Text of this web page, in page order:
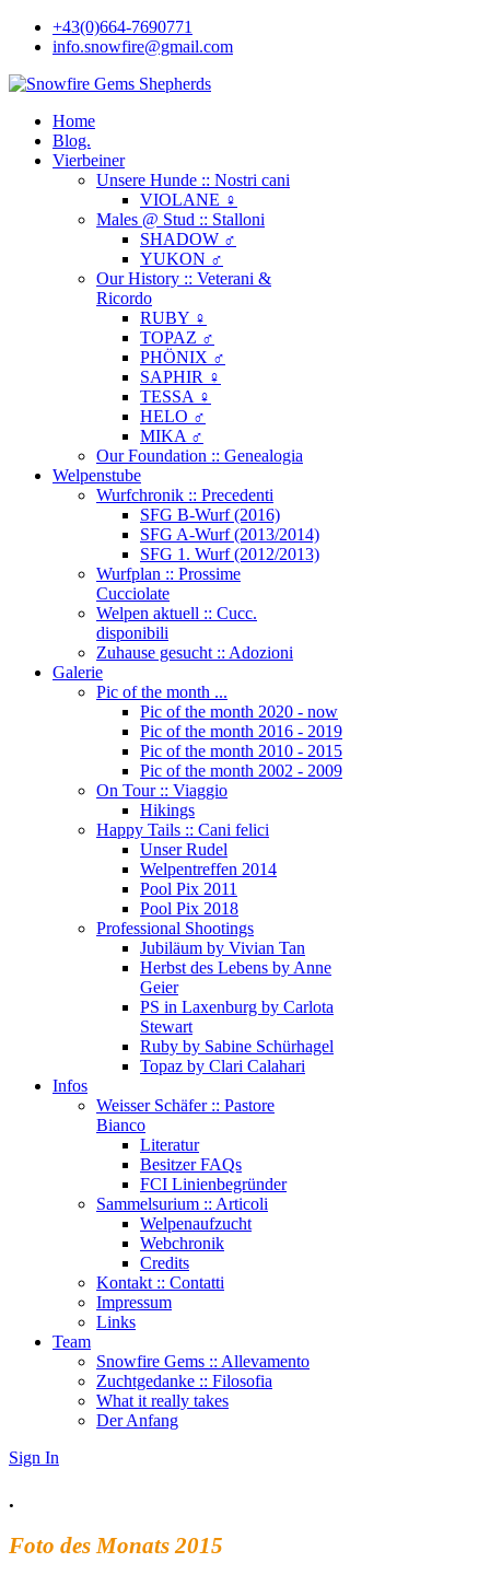
+43(0)664-7690771
info.snowfire@gmail.com
Home
Blog.
Vierbeiner
Unsere Hunde :: Nostri cani
VIOLANE ♀
Males @ Stud :: Stalloni
SHADOW ♂
YUKON ♂
Our History :: Veterani &
Ricordo
RUBY ♀
TOPAZ ♂
PHÖNIX ♂
SAPHIR ♀
TESSA ♀
HELO ♂
MIKA ♂
Our Foundation :: Genealogia
Welpenstube
Wurfchronik :: Precedenti
SFG B-Wurf (2016)
SFG A-Wurf (2013/2014)
SFG 1. Wurf (2012/2013)
Wurfplan :: Prossime
Cucciolate
Welpen aktuell :: Cucc.
disponibili
Zuhause gesucht :: Adozioni
Galerie
Pic of the month ...
Pic of the month 2020 - now
Pic of the month 2016 - 2019
Pic of the month 2010 - 2015
Pic of the month 2002 - 2009
On Tour :: Viaggio
Hikings
Happy Tails :: Cani felici
Unser Rudel
Welpentreffen 2014
Pool Pix 2011
Pool Pix 2018
Professional Shootings
Jubiläum by Vivian Tan
Herbst des Lebens by Anne
Geier
PS in Laxenburg by Carlota
Stewart
Ruby by Sabine Schürhagel
Topaz by Clari Calahari
Infos
Weisser Schäfer :: Pastore
Bianco
Literatur
Besitzer FAQs
FCI Linienbegründer
Sammelsurium :: Articoli
Welpenaufzucht
Webchronik
Credits
Kontakt :: Contatti
Impressum
Links
Team
Snowfire Gems :: Allevamento
Zuchtgedanke :: Filosofia
What it really takes
Der Anfang
Sign In
.
Foto des Monats 2015